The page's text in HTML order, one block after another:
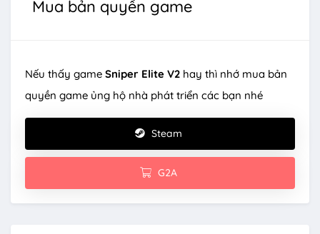
Mua bản quyền game
Nếu thấy game Sniper Elite V2 hay thì nhớ mua bản
quyền game ủng hộ nhà phát triển các bạn nhé
Steam
G2A